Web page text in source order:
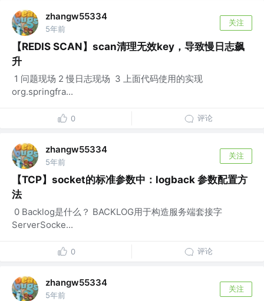
zhangw55334
5年前
关注
【REDIS SCAN】scan清理无效key，导致慢日志飙
升
​ 1 问题现场 2 慢日志现场 ​ 3 上面代码使用的实现
org.springfra...
0 评论
zhangw55334
5年前
关注
【TCP】socket的标准参数中：logback 参数配置方
法
​ 0 Backlog是什么？ BACKLOG用于构造服务端套接字
ServerSocke...
0 评论
zhangw55334
5年前
关注